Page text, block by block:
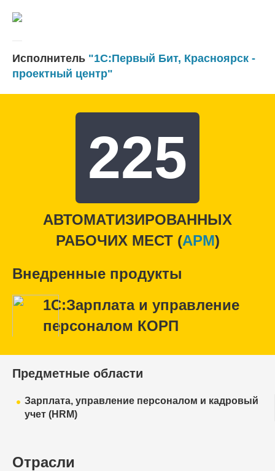
Исполнитель "1С:Первый Бит, Красноярск -
проектный центр"
225
АВТОМАТИЗИРОВАННЫХ
РАБОЧИХ МЕСТ (APM)
Внедренные продукты
1С:Зарплата и управление
персоналом КОРП
Предметные области
Зарплата, управление персоналом и кадровый
учет (HRM)
Отрасли